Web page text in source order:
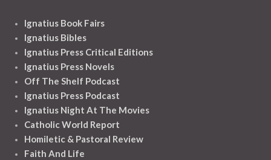
Ignatius Book Fairs
Ignatius Bibles
Ignatius Press Critical Editions
Ignatius Press Novels
Off The Shelf Podcast
Ignatius Press Podcast
Ignatius Night At The Movies
Catholic World Report
Homiletic & Pastoral Review
Faith And Life